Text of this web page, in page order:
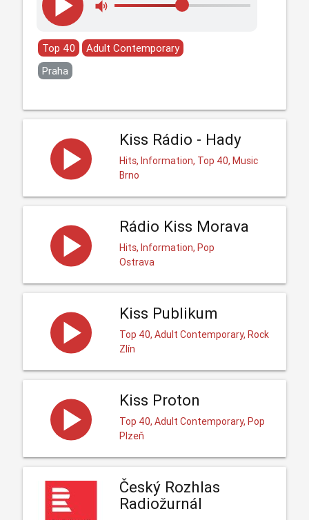
Top 40
Adult Contemporary
Praha
Kiss Rádio - Hady
Hits, Information, Top 40, Music
Brno
Rádio Kiss Morava
Hits, Information, Pop
Ostrava
Kiss Publikum
Top 40, Adult Contemporary, Rock
Zlín
Kiss Proton
Top 40, Adult Contemporary, Pop
Plzeň
Český Rozhlas
Radiožurnál